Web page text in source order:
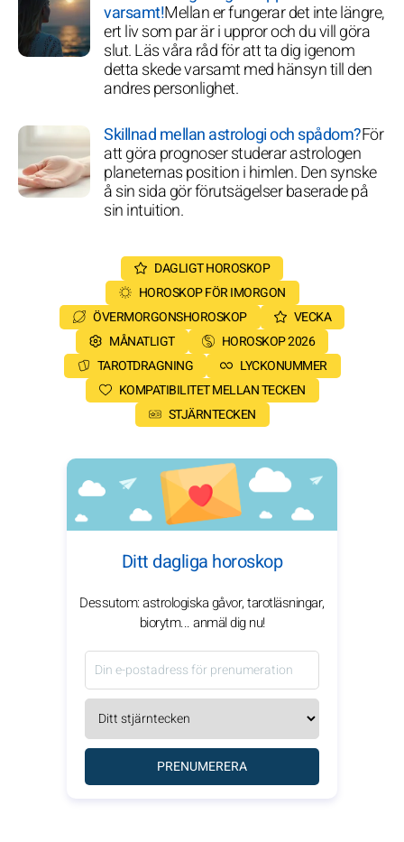
varsamt!Mellan er fungerar det inte längre,
ert liv som par är i uppror och du vill göra
slut. Läs våra råd för att ta dig igenom
detta skede varsamt med hänsyn till den
andres personlighet.
Skillnad mellan astrologi och spådom?För
att göra prognoser studerar astrologen
planeternas position i himlen. Den synske
å sin sida gör förutsägelser baserade på
sin intuition.
DAGLIGT HOROSKOP
HOROSKOP FÖR IMORGON
ÖVERMORGONSHOROSKOP
VECKA
MÅNATLIGT
HOROSKOP 2026
TAROTDRAGNING
LYCKONUMMER
KOMPATIBILITET MELLAN TECKEN
STJÄRNTECKEN
Ditt dagliga horoskop
Dessutom: astrologiska gåvor, tarotläsningar,
biorytm... anmäl dig nu!
PRENUMERERA